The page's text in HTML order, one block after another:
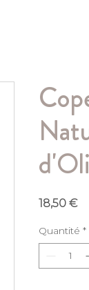
18,50 €
Quantité *